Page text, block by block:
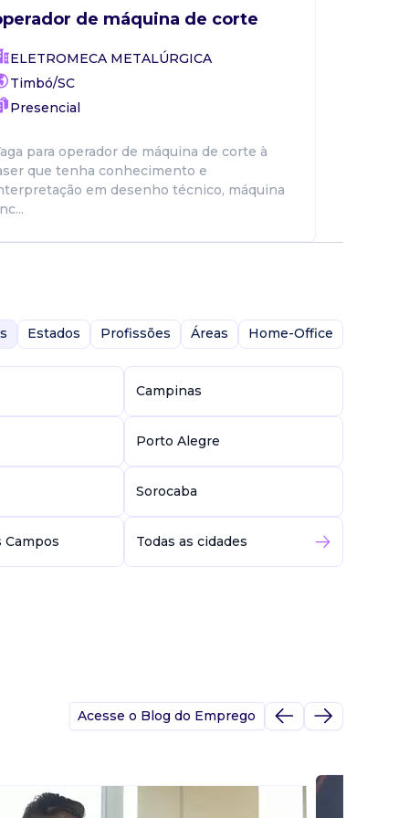
de máquina de corte
ELETROMECA METALÚRGICA
Timbó/SC
Presencial
para operador de máquina de corte à
que tenha conhecimento e
em desenho técnico, máquina
Estados Profissões Áreas Home-Office
Campinas
Porto Alegre
Sorocaba
Campos Todas as cidades
Acesse o Blog do Emprego